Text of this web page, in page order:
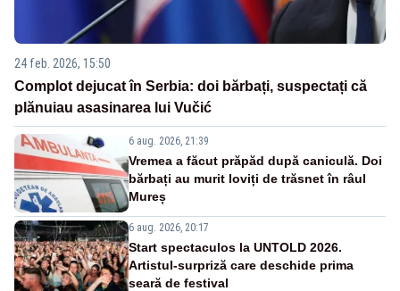
24 feb. 2026, 15:50
Complot dejucat în Serbia: doi bărbați, suspectați că
plănuiau asasinarea lui Vučić
6 aug. 2026, 21:39
Vremea a făcut prăpăd după caniculă. Doi
bărbați au murit loviți de trăsnet în râul
Mureș
6 aug. 2026, 20:17
Start spectaculos la UNTOLD 2026.
Artistul-surpriză care deschide prima
seară de festival